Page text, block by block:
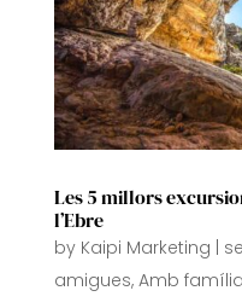
Les 5 millors
l’Ebre
by Kaipi Marketing |
amigues, Amb família